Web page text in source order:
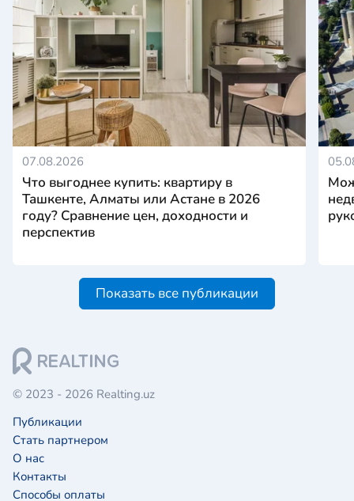
07.08.2026
Что выгоднее купить: квартиру в
Ташкенте, Алматы или Астане в 2026
году? Сравнение цен, доходности и
перспектив
Показать все публикации
© 2023 - 2026 Realting.uz
Публикации
Стать партнером
О нас
Контакты
Способы оплаты